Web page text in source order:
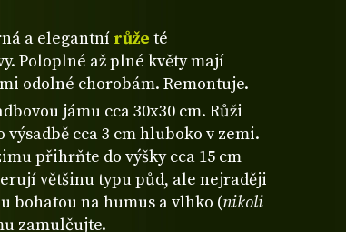
a elegantní růže té
Poloplné až plné květy mají
odolné chorobám. Remontuje.
jámu cca 30x30 cm. Růži
výsadbě cca 3 cm hluboko v zemi.
přihrňte do výšky cca 15 cm
většinu typu půd, ale nejraději
bohatou na humus a vlhko (nikoli
zamulčujte.